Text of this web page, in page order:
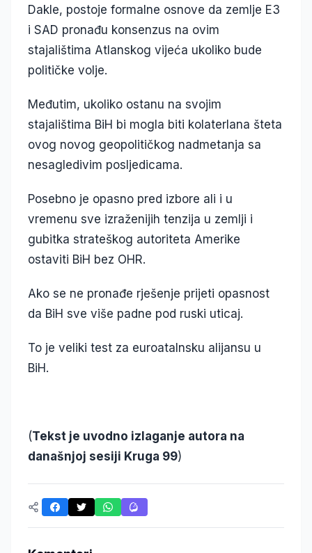
Dakle, postoje formalne osnove da zemlje E3
i SAD pronađu konsenzus na ovim
stajalištima Atlanskog vijeća ukoliko bude
političke volje.
Međutim, ukoliko ostanu na svojim
stajalištima BiH bi mogla biti kolaterlana šteta
ovog novog geopolitičkog nadmetanja sa
nesagledivim posljedicama.
Posebno je opasno pred izbore ali i u
vremenu sve izraženijih tenzija u zemlji i
gubitka strateškog autoriteta Amerike
ostaviti BiH bez OHR.
Ako se ne pronađe rješenje prijeti opasnost
da BiH sve više padne pod ruski uticaj.
To je veliki test za euroatalnsku alijansu u
BiH.
(Tekst je uvodno izlaganje autora na
današnjoj sesiji Kruga 99)